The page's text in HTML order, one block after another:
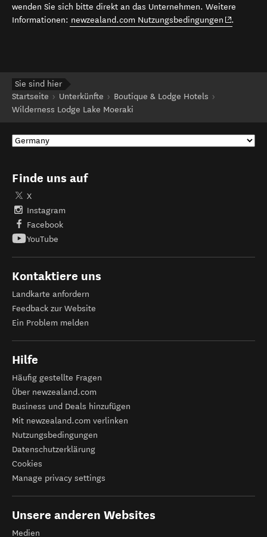
wenden Sie sich bitte direkt an das Unternehmen. Weitere
Informationen: newzealand.com Nutzungsbedingungen (opens in
.
Sie sind hier
Startseite
Unterkünfte
Boutique & Lodge Hotels
Wilderness Lodge Lake Moeraki
Finde uns auf
X
Instagram
Facebook
YouTube
Kontaktiere uns
Landkarte anfordern
Feedback zur Website
Ein Problem melden
Hilfe
Häufig gestellte Fragen
Über newzealand.com
Business und Deals hinzufügen
Mit newzealand.com verlinken
Nutzungsbedingungen
Datenschutzerklärung
Cookies
Manage privacy settings
Unsere anderen Websites
Medien